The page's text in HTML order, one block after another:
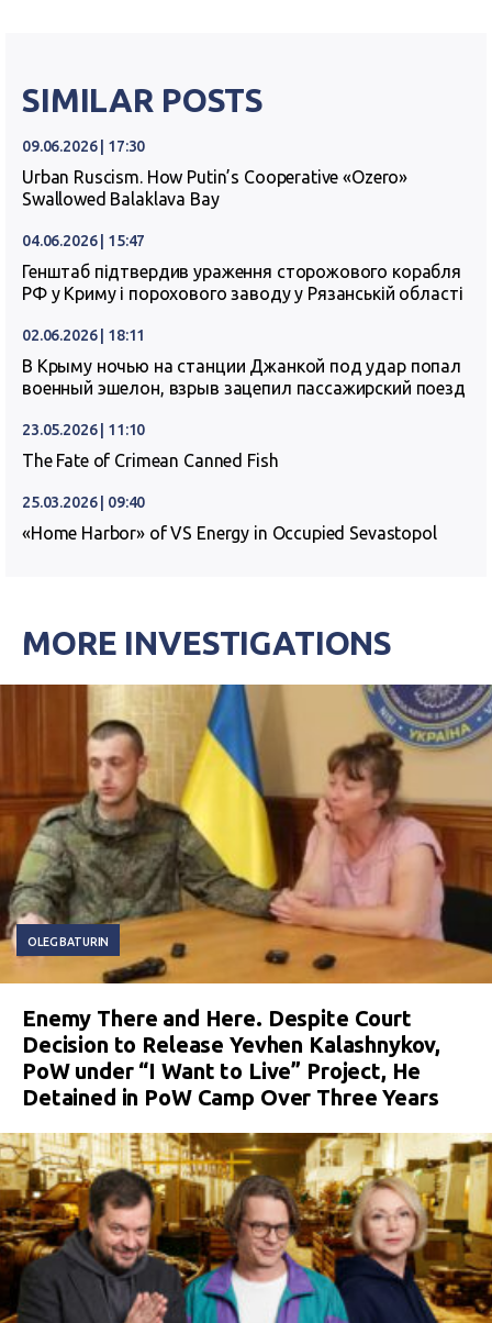
SIMILAR POSTS
09.06.2026 | 17:30
Urban Ruscism. How Putin’s Cooperative «Ozero»
Swallowed Balaklava Bay
04.06.2026 | 15:47
Генштаб підтвердив ураження сторожового корабля
РФ у Криму і порохового заводу у Рязанській області
02.06.2026 | 18:11
В Крыму ночью на станции Джанкой под удар попал
военный эшелон, взрыв зацепил пассажирский поезд
23.05.2026 | 11:10
The Fate of Crimean Canned Fish
25.03.2026 | 09:40
«Home Harbor» of VS Energy in Occupied Sevastopol
MORE INVESTIGATIONS
OLEG BATURIN
Enemy There and Here. Despite Court
Decision to Release Yevhen Kalashnykov,
PoW under “I Want to Live” Project, He
Detained in PoW Camp Over Three Years